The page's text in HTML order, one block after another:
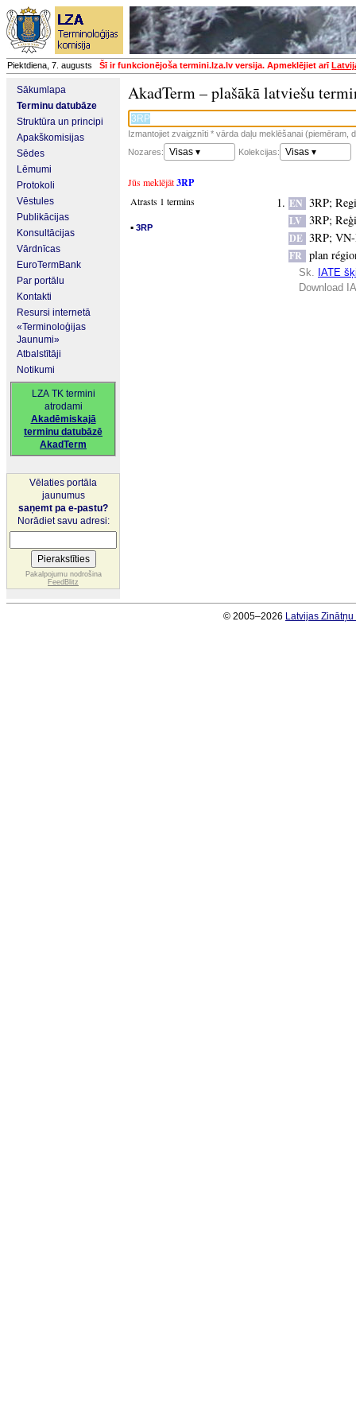
Piektdiena, 7. augusts Šī ir funkcionējoša termini.lza.lv versija. Apmeklējiet arī
Sākumlapa
Terminu datubāze
Struktūra un principi
Apakškomisijas
Sēdes
Lēmumi
Protokoli
Vēstules
Publikācijas
Konsultācijas
Vārdnīcas
EuroTermBank
Par portālu
Kontakti
Resursi internetā
«Terminoloģijas
Jaunumi»
Atbalstītāji
Notikumi
LZA TK termini
atrodami
Akadēmiskajā
terminu datubāzē
AkadTerm
Vēlaties portāla
jaunumus
saņemt pa e-pastu?
Norādiet savu adresi:
Pakalpojumu nodrošina
FeedBlitz
AkadTerm – plašākā latviešu
Izmantojiet zvaigznīti * vārda daļu meklēšanai (piemēram,
Nozares:
Visas ▾ Kolekcijas: Visas ▾
Jūs meklējāt3RP
Atrasts 1 termins
▪ 3RP
EN 3RP;
LV 3RP;
DE 3RP; VN-
FR plan
Sk. IATE
Download
© 2005–2026 Latvijas